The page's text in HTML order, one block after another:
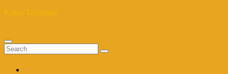
Kabar Terupdate